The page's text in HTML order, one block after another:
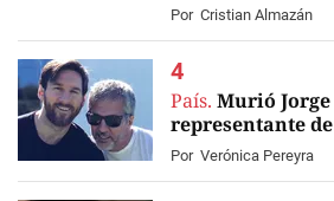
Por Cristian Almazán
País. Murió
representante
Por Verónica Pereyra